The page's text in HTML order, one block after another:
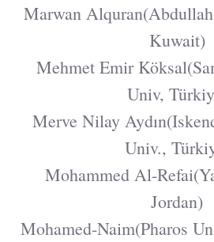
Marwan
Kuwait)
Mehmet Emir
Univ,
Merve Nilay
Univ.,
Mohammed Al-
Jordan)
Mohamed-Naim(Pharos